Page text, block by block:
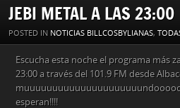
JEBI METAL A LAS 23:00
POSTED IN NOTICIAS BILLCOSBYLIANAS,
Escucha esta noche el programa más
23:00 a través del 101.9 FM desde
esperan!!!!